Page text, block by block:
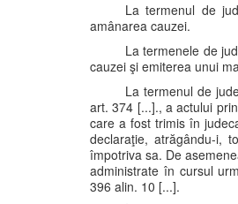
La termenul de
amânarea cauzei.
La termenele de
cauzei şi emiterea unui
La termenul de
art. 374 [...]., a actului
care a fost trimis în
declaraţie, atrăgându-i,
împotriva sa. De
administrate în cursul
396 alin. 10 [...].